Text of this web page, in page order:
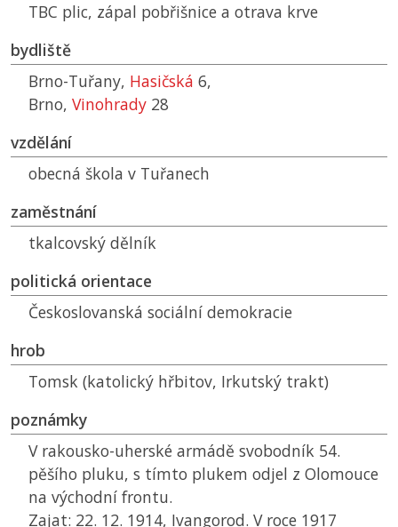
TBC plic, zápal pobřišnice a otrava krve
bydliště
Brno-Tuřany, Hasičská 6,
Brno, Vinohrady 28
vzdělání
obecná škola v Tuřanech
zaměstnání
tkalcovský dělník
politická orientace
Českoslovanská sociální demokracie
hrob
Tomsk (katolický hřbitov, Irkutský trakt)
poznámky
V rakousko-uherské armádě svobodník 54.
pěšího pluku, s tímto plukem odjel z Olomouce
na východní frontu.
Zajat: 22. 12. 1914, Ivangorod. V roce 1917